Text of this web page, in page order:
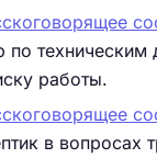
по техническим
работы.
в вопросах